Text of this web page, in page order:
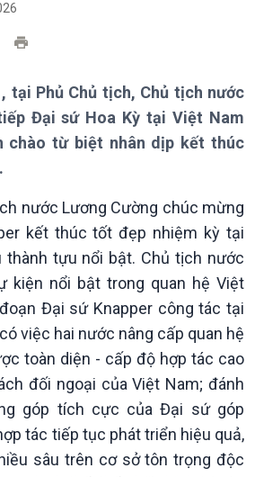
Thời sự 6h
Thời sự 12h
Thời sự 18h
Thời sự 21h30
Bản tin
Chuyên mục
Theo dòng Thời sự
tại Phủ Chủ tịch, Chủ tịch nước
Đại sứ Hoa Kỳ tại Việt Nam
chào từ biệt nhân dịp kết thúc
nước Lương Cường chúc mừng
kết thúc tốt đẹp nhiệm kỳ tại
thành tựu nổi bật. Chủ tịch nước
kiện nổi bật trong quan hệ Việt
Đại sứ Knapper công tác tại
việc hai nước nâng cấp quan hệ
toàn diện - cấp độ hợp tác cao
đối ngoại của Việt Nam; đánh
góp tích cực của Đại sứ góp
tác tiếp tục phát triển hiệu quả,
sâu trên cơ sở tôn trọng độc